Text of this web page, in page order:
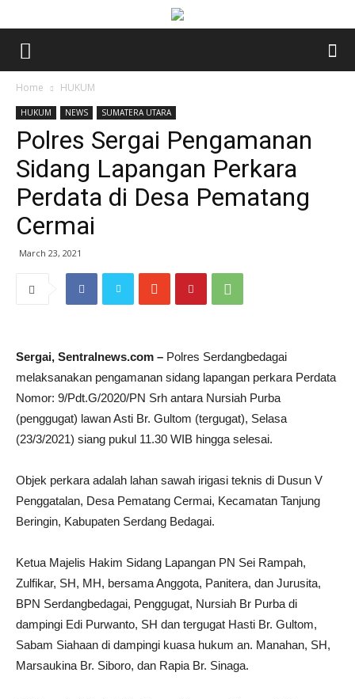
Home HUKUM
HUKUM NEWS SUMATERA UTARA
Polres Sergai Pengamanan
Sidang Lapangan Perkara
Perdata di Desa Pematang
Cermai
March 23, 2021
Sergai, Sentralnews.com – Polres Serdangbedagai
melaksanakan pengamanan sidang lapangan perkara Perdata
Nomor: 9/Pdt.G/2020/PN Srh antara Nursiah Purba
(penggugat) lawan Asti Br. Gultom (tergugat), Selasa
(23/3/2021) siang pukul 11.30 WIB hingga selesai.
Objek perkara adalah lahan sawah irigasi teknis di Dusun V
Penggatalan, Desa Pematang Cermai, Kecamatan Tanjung
Beringin, Kabupaten Serdang Bedagai.
Ketua Majelis Hakim Sidang Lapangan PN Sei Rampah,
Zulfikar, SH, MH, bersama Anggota, Panitera, dan Jurusita,
BPN Serdangbedagai, Penggugat, Nursiah Br Purba di
dampingi Edi Purwanto, SH dan tergugat Hasti Br. Gultom,
Sabam Siahaan di dampingi kuasa hukum an. Manahan, SH,
Marsaukina Br. Siboro, dan Rapia Br. Sinaga.